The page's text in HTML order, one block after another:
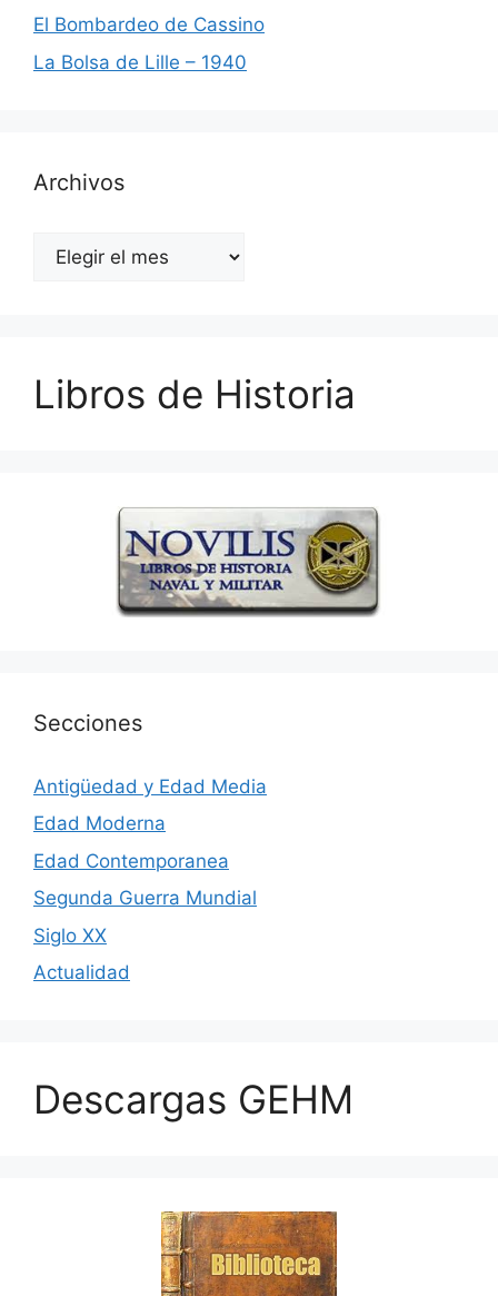
El Bombardeo de Cassino
La Bolsa de Lille – 1940
Archivos
Archivos
Libros de Historia
Secciones
Antigüedad y Edad Media
Edad Moderna
Edad Contemporanea
Segunda Guerra Mundial
Siglo XX
Actualidad
Descargas GEHM